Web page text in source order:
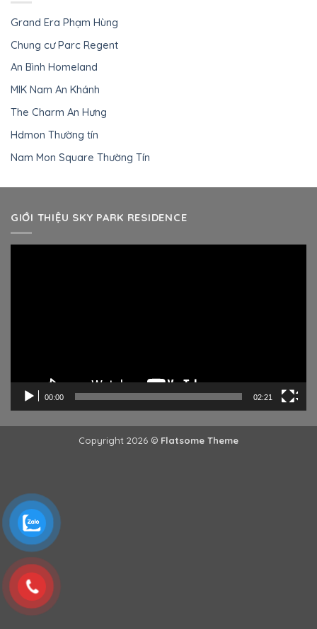
Grand Era Phạm Hùng
Chung cư Parc Regent
An Bình Homeland
MIK Nam An Khánh
The Charm An Hưng
Hdmon Thường tín
Nam Mon Square Thường Tín
GIỚI THIỆU SKY PARK RESIDENCE
00:00 02:21
Copyright 2026 © Flatsome Theme